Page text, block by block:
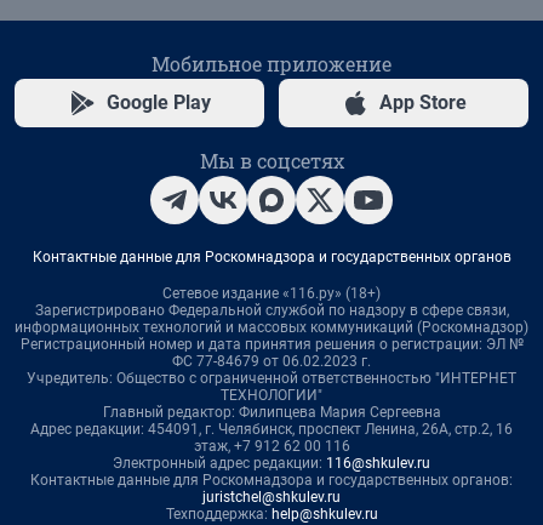
Мобильное приложение
Google Play App Store
Мы в соцсетях
Контактные данные для Роскомнадзора и государственных органов
Сетевое издание «116.ру» (18+)
Зарегистрировано Федеральной службой по надзору в сфере связи,
информационных технологий и массовых коммуникаций (Роскомнадзор)
Регистрационный номер и дата принятия решения о регистрации: ЭЛ №
ФС 77-84679 от 06.02.2023 г.
Учредитель: Общество с ограниченной ответственностью "ИНТЕРНЕТ
ТЕХНОЛОГИИ"
Главный редактор: Филипцева Мария Сергеевна
Адрес редакции: 454091, г. Челябинск, проспект Ленина, 26А, стр.2, 16
этаж, +7 912 62 00 116
Электронный адрес редакции: 116@shkulev.ru
Контактные данные для Роскомнадзора и государственных органов:
juristchel@shkulev.ru
Техподдержка: help@shkulev.ru